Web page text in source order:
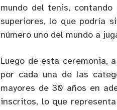
mundo del tenis,
superiores, lo que podría
número uno del mundo a
Luego de esta ceremonia,
por cada una de las
mayores de 30 años en
inscritos, lo que